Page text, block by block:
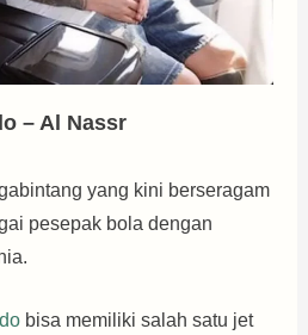
– Al Nassr
yang kini berseragam
pesepak bola dengan
bisa memiliki salah satu jet